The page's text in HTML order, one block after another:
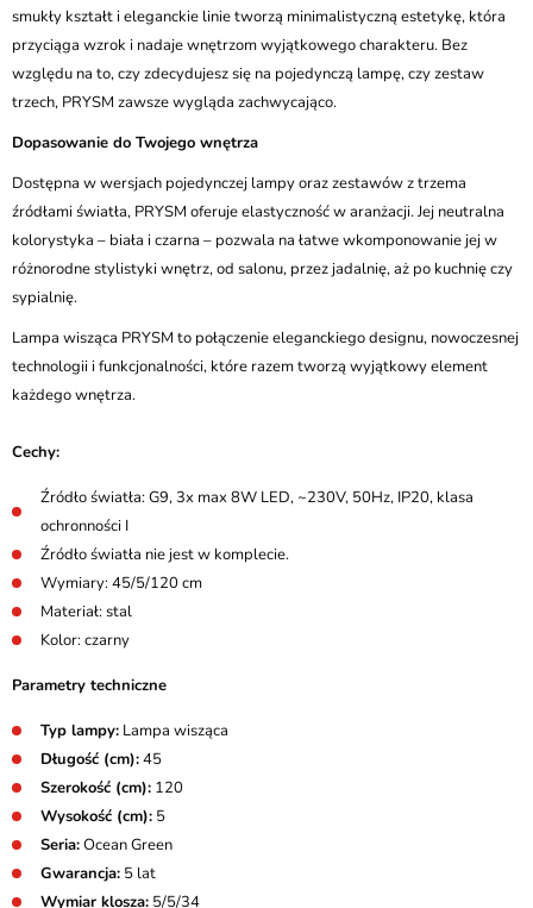
smukły kształt i eleganckie linie tworzą minimalistyczną estetykę, która
przyciąga wzrok i nadaje wnętrzom wyjątkowego charakteru. Bez
względu na to, czy zdecydujesz się na pojedynczą lampę, czy zestaw
trzech, PRYSM zawsze wygląda zachwycająco.
Dopasowanie do Twojego wnętrza
Dostępna w wersjach pojedynczej lampy oraz zestawów z trzema
źródłami światła, PRYSM oferuje elastyczność w aranżacji. Jej neutralna
kolorystyka – biała i czarna – pozwala na łatwe wkomponowanie jej w
różnorodne stylistyki wnętrz, od salonu, przez jadalnię, aż po kuchnię czy
sypialnię.
Lampa wisząca PRYSM to połączenie eleganckiego designu, nowoczesnej
technologii i funkcjonalności, które razem tworzą wyjątkowy element
każdego wnętrza.
Cechy:
Źródło światła: G9, 3x max 8W LED, ~230V, 50Hz, IP20, klasa
ochronności I
Źródło światła nie jest w komplecie.
Wymiary: 45/5/120 cm
Materiał: stal
Kolor: czarny
Parametry techniczne
Typ lampy: Lampa wisząca
Długość (cm):45
Szerokość (cm): 120
Wysokość (cm): 5
Seria:Ocean Green
Gwarancja: 5 lat
Wymiar klosza: 5/5/34